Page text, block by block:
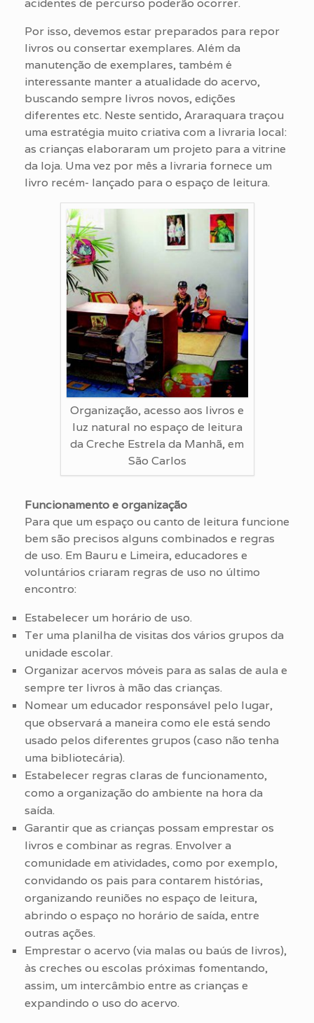
acidentes de percurso poderão ocorrer.
Por isso, devemos estar preparados para repor
livros ou consertar exemplares. Além da
manutenção de exemplares, também é
interessante manter a atualidade do acervo,
buscando sempre livros novos, edições
diferentes etc. Neste sentido, Araraquara traçou
uma estratégia muito criativa com a livraria local:
as crianças elaboraram um projeto para a vitrine
da loja. Uma vez por mês a livraria fornece um
livro recém- lançado para o espaço de leitura.
Organização, acesso aos livros e
luz natural no espaço de leitura
da Creche Estrela da Manhã, em
São Carlos
Funcionamento e organização
Para que um espaço ou canto de leitura funcione
bem são precisos alguns combinados e regras
de uso. Em Bauru e Limeira, educadores e
voluntários criaram regras de uso no último
encontro:
Estabelecer um horário de uso.
Ter uma planilha de visitas dos vários grupos da
unidade escolar.
Organizar acervos móveis para as salas de aula e
sempre ter livros à mão das crianças.
Nomear um educador responsável pelo lugar,
que observará a maneira como ele está sendo
usado pelos diferentes grupos (caso não tenha
uma bibliotecária).
Estabelecer regras claras de funcionamento,
como a organização do ambiente na hora da
saída.
Garantir que as crianças possam emprestar os
livros e combinar as regras. Envolver a
comunidade em atividades, como por exemplo,
convidando os pais para contarem histórias,
organizando reuniões no espaço de leitura,
abrindo o espaço no horário de saída, entre
outras ações.
Emprestar o acervo (via malas ou baús de livros),
às creches ou escolas próximas fomentando,
assim, um intercâmbio entre as crianças e
expandindo o uso do acervo.